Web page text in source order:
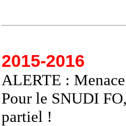
2015-2016
ALERTE :
Pour le SNUDI FO
partiel !